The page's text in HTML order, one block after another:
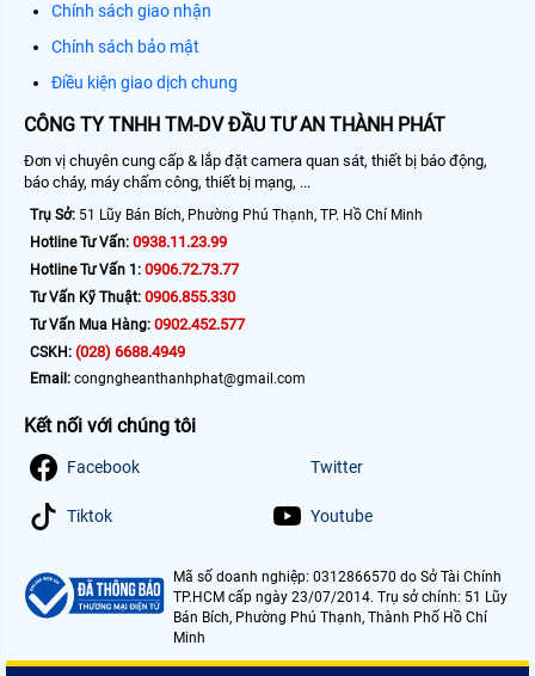
Chính sách giao nhận
Chính sách bảo mật
Điều kiện giao dịch chung
CÔNG TY TNHH TM-DV ĐẦU TƯ AN THÀNH PHÁT
Đơn vị chuyên cung cấp & lắp đặt camera quan sát, thiết bị báo động,
báo cháy, máy chấm công, thiết bị mạng, ...
Trụ Sở: 51 Lũy Bán Bích, Phường Phú Thạnh, TP. Hồ Chí Minh
Hotline Tư Vấn: 0938.11.23.99
Hotline Tư Vấn 1: 0906.72.73.77
Tư Vấn Kỹ Thuật: 0906.855.330
Tư Vấn Mua Hàng: 0902.452.577
CSKH: (028) 6688.4949
Email: congngheanthanhphat@gmail.com
Kết nối với chúng tôi
Facebook Twitter
Tiktok Youtube
Mã số doanh nghiệp: 0312866570 do Sở Tài Chính
TP.HCM cấp ngày 23/07/2014. Trụ sở chính: 51 Lũy
Bán Bích, Phường Phú Thạnh, Thành Phố Hồ Chí
Minh